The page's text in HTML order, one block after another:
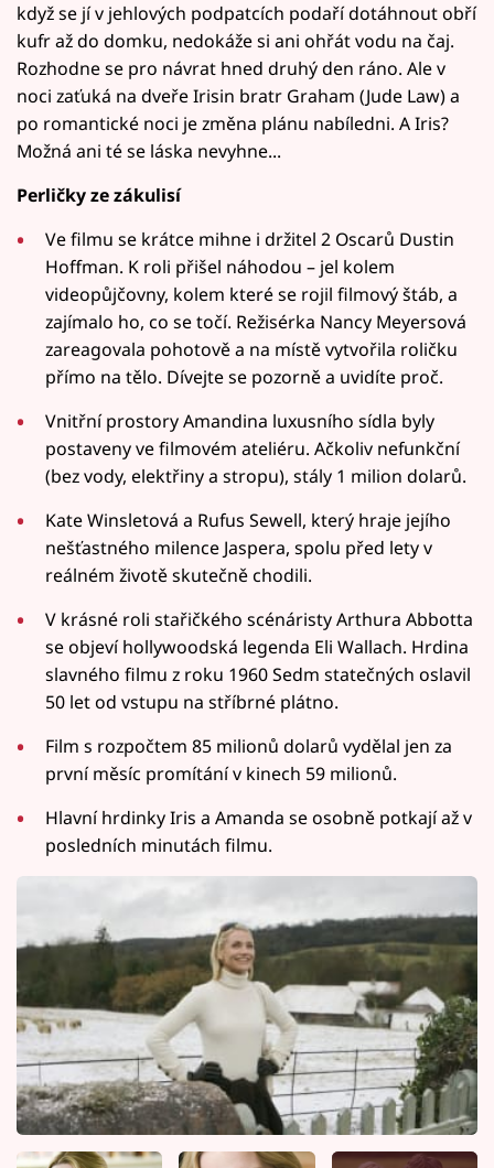
když se jí v jehlových podpatcích podaří dotáhnout obří
kufr až do domku, nedokáže si ani ohřát vodu na čaj.
Rozhodne se pro návrat hned druhý den ráno. Ale v
noci zaťuká na dveře Irisin bratr Graham (Jude Law) a
po romantické noci je změna plánu nabíledni. A Iris?
Možná ani té se láska nevyhne...
Perličky ze zákulisí
Ve filmu se krátce mihne i držitel 2 Oscarů Dustin
Hoffman. K roli přišel náhodou – jel kolem
videopůjčovny, kolem které se rojil filmový štáb, a
zajímalo ho, co se točí. Režisérka Nancy Meyersová
zareagovala pohotově a na místě vytvořila roličku
přímo na tělo. Dívejte se pozorně a uvidíte proč.
Vnitřní prostory Amandina luxusního sídla byly
postaveny ve filmovém ateliéru. Ačkoliv nefunkční
(bez vody, elektřiny a stropu), stály 1 milion dolarů.
Kate Winsletová a Rufus Sewell, který hraje jejího
nešťastného milence Jaspera, spolu před lety v
reálném životě skutečně chodili.
V krásné roli stařičkého scénáristy Arthura Abbotta
se objeví hollywoodská legenda Eli Wallach. Hrdina
slavného filmu z roku 1960 Sedm statečných oslavil
50 let od vstupu na stříbrné plátno.
Film s rozpočtem 85 milionů dolarů vydělal jen za
první měsíc promítání v kinech 59 milionů.
Hlavní hrdinky Iris a Amanda se osobně potkají až v
posledních minutách filmu.